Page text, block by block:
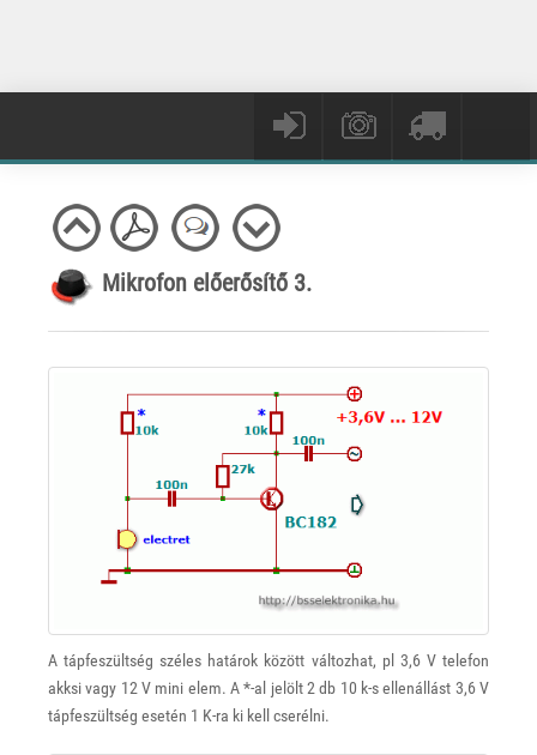
Mikrofon előerősítő 3.
A tápfeszültség széles határok között változhat, pl 3,6 V telefon
akksi vagy 12 V mini elem. A *-al jelölt 2 db 10 k-s ellenállást 3,6 V
tápfeszültség esetén 1 K-ra ki kell cserélni.